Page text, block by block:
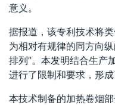
意义。
据报道，该专利技术将
为相对有规律的同方向
排列”。本发明结合生产
进行了限制和要求，形
本技术制备的加热卷烟